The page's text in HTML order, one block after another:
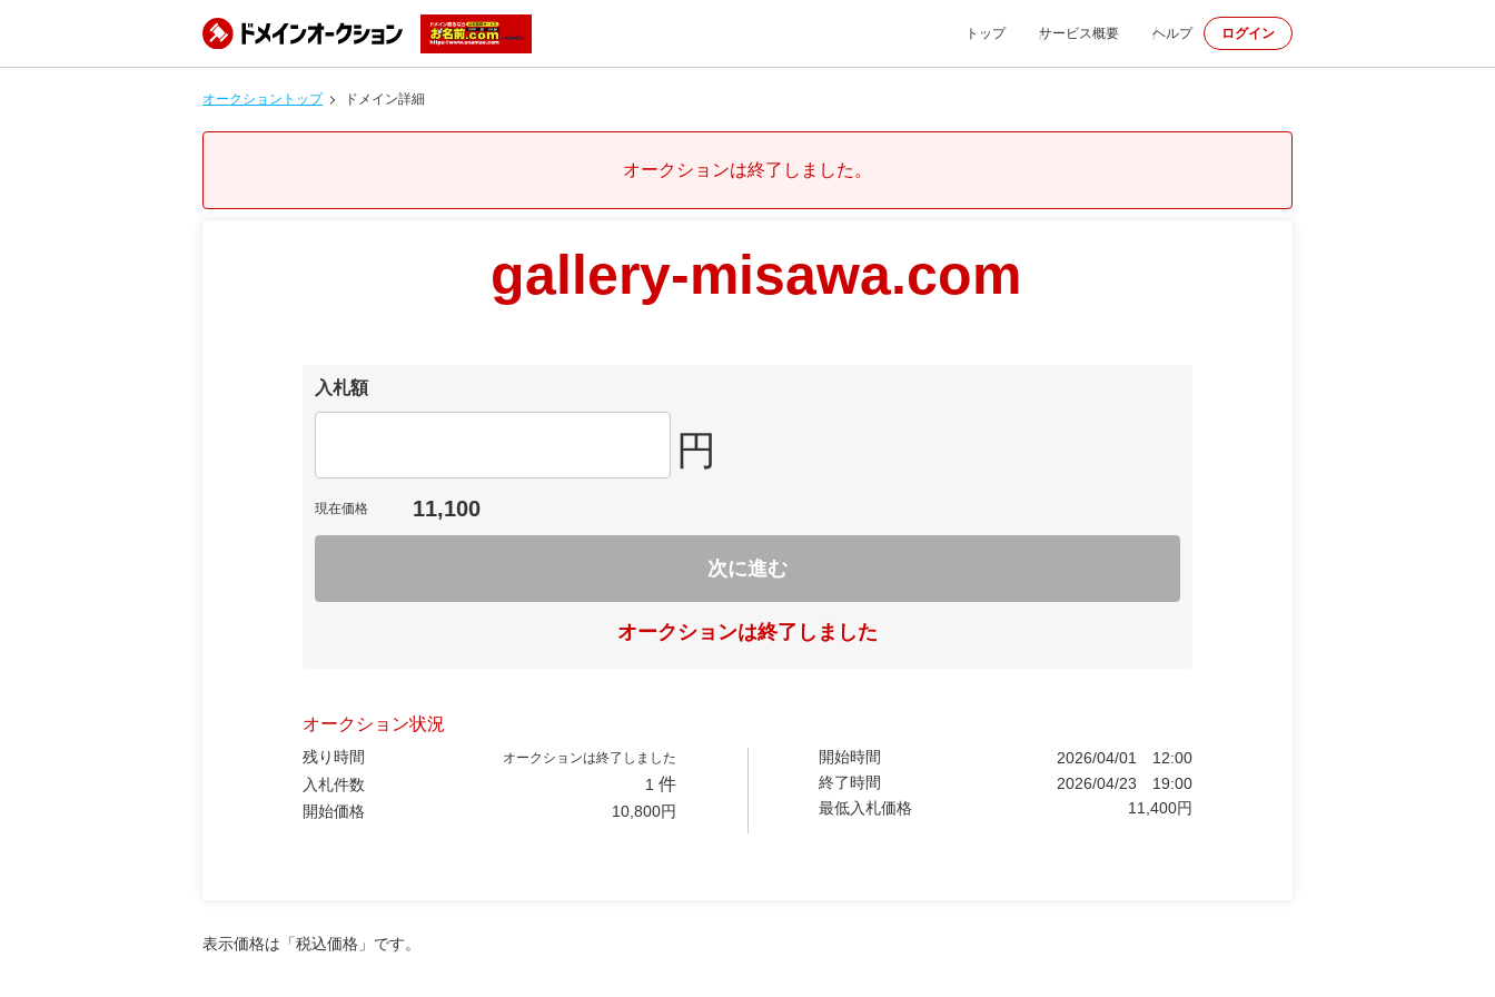
トップ サービス概要 ヘルプ ログイン
オークショントップ ドメイン詳細
オークションは終了しました。
gallery-misawa.com
入札額
円
現在価格 11,100
次に進む
オークションは終了しました
オークション状況
残り時間 オークションは終了しました
入札件数 1 件
開始価格 10,800円
開始時間 2026/04/01
12:00
終了時間
2026/04/23
19:00
最低入札価格
11,400円
表示価格は「税込価格」です。